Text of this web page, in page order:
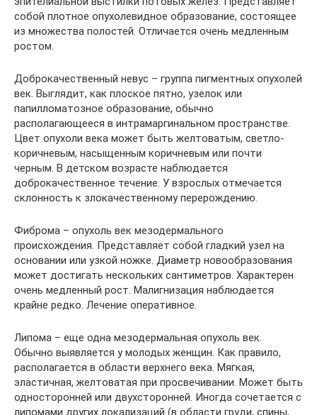
собой плотное опухолевидное образование, состоящее
из множества полостей. Отличается очень медленным
ростом.
Доброкачественный невус – группа пигментных опухолей
век. Выглядит, как плоское пятно, узелок или
папилломатозное образование, обычно
располагающееся в интрамаргинальном пространстве.
Цвет опухоли века может быть желтоватым, светло-
коричневым, насыщенным коричневым или почти
черным. В детском возрасте наблюдается
доброкачественное течение. У взрослых отмечается
склонность к злокачественному перерождению.
Фиброма – опухоль век мезодермального
происхождения. Представляет собой гладкий узел на
основании или узкой ножке. Диаметр новообразования
может достигать нескольких сантиметров. Характерен
очень медленный рост. Малигнизация наблюдается
крайне редко. Лечение оперативное.
Липома – еще одна мезодермальная опухоль век.
Обычно выявляется у молодых женщин. Как правило,
располагается в области верхнего века. Мягкая,
эластичная, желтоватая при просвечивании. Может быть
односторонней или двухсторонней. Иногда сочетается с
липомами других локализаций (в области груди, спины,